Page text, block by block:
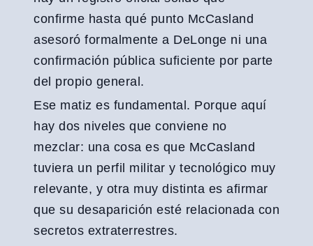
confirme hasta qué punto McCasland
asesoró formalmente a DeLonge ni una
confirmación pública suficiente por parte
del propio general.
Ese matiz es fundamental. Porque aquí
hay dos niveles que conviene no
mezclar: una cosa es que McCasland
tuviera un perfil militar y tecnológico muy
relevante, y otra muy distinta es afirmar
que su desaparición esté relacionada con
secretos extraterrestres.